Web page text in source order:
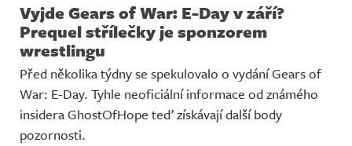
Vyjde Gears of War: E-Day v září?
Prequel střílečky je sponzorem
wrestlingu
Před několika týdny se spekulovalo o vydání Gears of
War: E-Day. Tyhle neoficiální informace od známého
insidera GhostOfHope teď získávají další body
pozornosti.